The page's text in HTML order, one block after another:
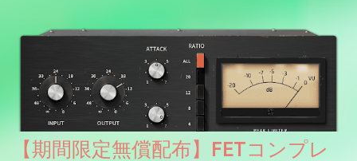
【期間限定無償配布】FETコンプレ